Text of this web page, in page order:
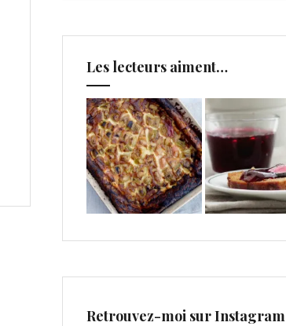
Les lecteurs aiment…
Retrouvez-moi sur Instagram